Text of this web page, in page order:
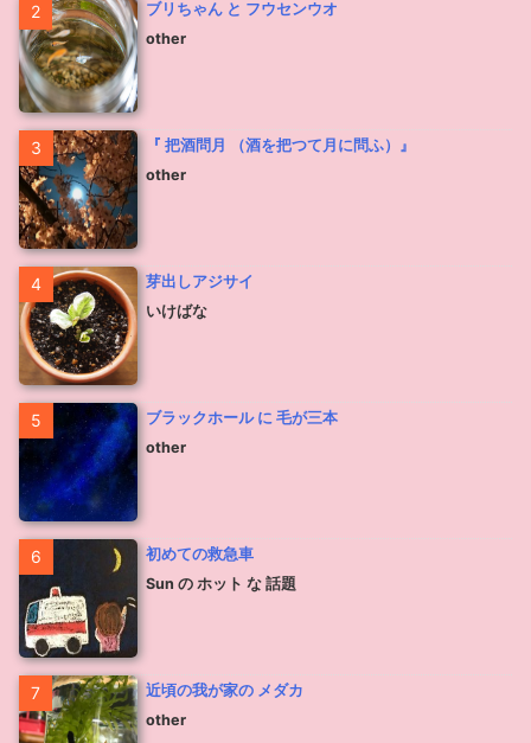
2
ブリちゃん と フウセンウオ
other
3
『 把酒問月 （酒を把つて月に問ふ）』
other
4
芽出しアジサイ
いけばな
5
ブラックホール に 毛が三本
other
6
初めての救急車
Sun の ホット な 話題
7
近頃の我が家の メダカ
other